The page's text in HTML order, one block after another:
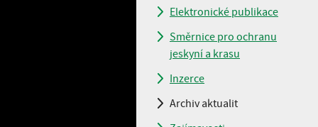
Elektronické publikace
Směrnice pro ochranu
jeskyní a krasu
Inzerce
Archiv aktualit